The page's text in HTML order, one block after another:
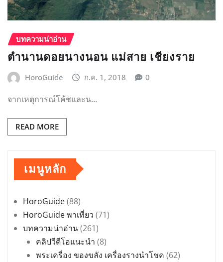
บทความน่าอ่าน
ตำนานดอยนางนอน แม่สาย เชียงราย
HoroGuide ก.ค. 1, 2018 0
จากเหตุการณ์โค้ชและน…
READ MORE
เมนูหลัก
HoroGuide(88)
HoroGuide พาเที่ยว (71)
บทความน่าอ่าน(261)
คลิปวีดีโอแนะนำ (8)
พระเครื่อง ของขลัง เครื่องรางนำโชค (62)